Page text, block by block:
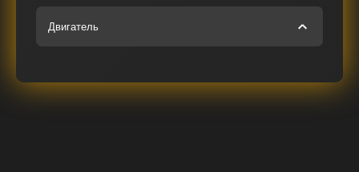
Двигатель